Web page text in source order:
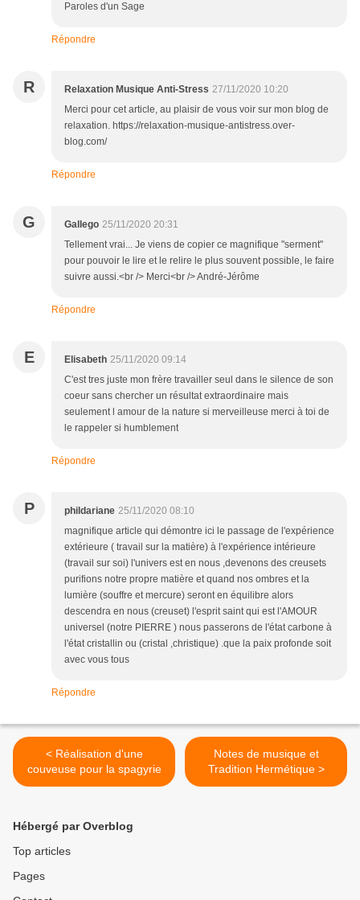
Paroles d'un Sage
Répondre
R Relaxation Musique Anti-Stress 27/11/2020 10:20
Merci pour cet article, au plaisir de vous voir sur mon blog de
relaxation. https://relaxation-musique-antistress.over-
blog.com/
Répondre
G Gallego 25/11/2020 20:31
Tellement vrai... Je viens de copier ce magnifique "serment"
pour pouvoir le lire et le relire le plus souvent possible, le faire
suivre aussi.<br /> Merci<br /> André-Jérôme
Répondre
E Elisabeth 25/11/2020 09:14
C'est tres juste mon frère travailler seul dans le silence de son
coeur sans chercher un résultat extraordinaire mais
seulement l amour de la nature si merveilleuse merci à toi de
le rappeler si humblement
Répondre
P phildariane 25/11/2020 08:10
magnifique article qui démontre ici le passage de l'expérience
extérieure ( travail sur la matière) à l'expérience intérieure
(travail sur soi) l'univers est en nous ,devenons des creusets
purifions notre propre matière et quand nos ombres et la
lumière (souffre et mercure) seront en équilibre alors
descendra en nous (creuset) l'esprit saint qui est l'AMOUR
universel (notre PIERRE ) nous passerons de l'état carbone à
l'état cristallin ou (cristal ,christique) .que la paix profonde soit
avec vous tous
Répondre
< Réalisation d'une
couveuse pour la spagyrie
Notes de musique et
Tradition Hermétique >
Hébergé par Overblog
Top articles
Pages